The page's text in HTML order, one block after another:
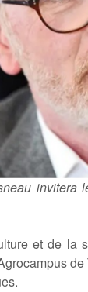
et de